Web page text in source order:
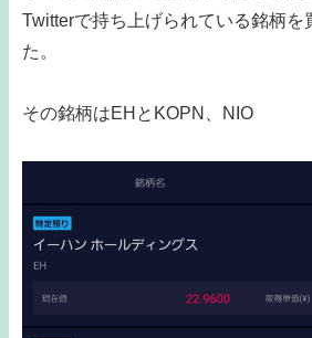
Twitterで持ち上げられている銘柄を
た。
その銘柄はEHとKOPN、NIO